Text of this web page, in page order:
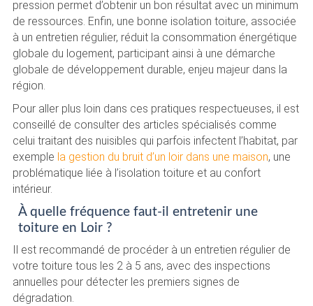
pression permet d’obtenir un bon résultat avec un minimum
de ressources. Enfin, une bonne isolation toiture, associée
à un entretien régulier, réduit la consommation énergétique
globale du logement, participant ainsi à une démarche
globale de développement durable, enjeu majeur dans la
région.
Pour aller plus loin dans ces pratiques respectueuses, il est
conseillé de consulter des articles spécialisés comme
celui traitant des nuisibles qui parfois infectent l’habitat, par
exemple la gestion du bruit d’un loir dans une maison, une
problématique liée à l’isolation toiture et au confort
intérieur.
À quelle fréquence faut-il entretenir une
toiture en Loir ?
Il est recommandé de procéder à un entretien régulier de
votre toiture tous les 2 à 5 ans, avec des inspections
annuelles pour détecter les premiers signes de
dégradation.